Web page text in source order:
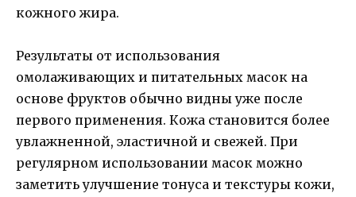
кожного жира.
Результаты от использования
омолаживающих и питательных масок на
основе фруктов обычно видны уже после
первого применения. Кожа становится более
увлажненной, эластичной и свежей. При
регулярном использовании масок можно
заметить улучшение тонуса и текстуры кожи,